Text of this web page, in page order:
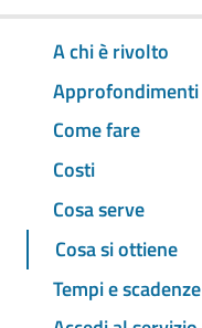
A chi è rivolto
Approfondimenti
Come fare
Costi
Cosa serve
Cosa si ottiene
Tempi e scadenze